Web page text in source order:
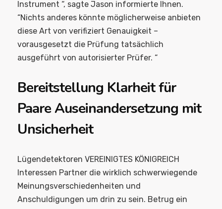
Instrument “, sagte Jason informierte Ihnen.
“Nichts anderes könnte möglicherweise anbieten
diese Art von verifiziert Genauigkeit –
vorausgesetzt die Prüfung tatsächlich
ausgeführt von autorisierter Prüfer. “
Bereitstellung Klarheit für
Paare Auseinandersetzung mit
Unsicherheit
Lügendetektoren VEREINIGTES KÖNIGREICH
Interessen Partner die wirklich schwerwiegende
Meinungsverschiedenheiten und
Anschuldigungen um drin zu sein. Betrug ein